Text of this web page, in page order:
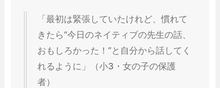
「最初は緊張していたけれど、慣れて
きたら“今日のネイティブの先生の話、
おもしろかった！”と自分から話してく
れるように」（小3・女の子の保護
者）